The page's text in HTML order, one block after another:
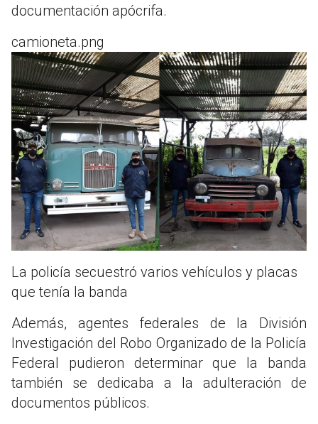
documentación apócrifa.
camioneta.png
La policía secuestró varios vehículos y placas
que tenía la banda
Además, agentes federales de la División
Investigación del Robo Organizado de la Policía
Federal pudieron determinar que la banda
también se dedicaba a la adulteración de
documentos públicos.